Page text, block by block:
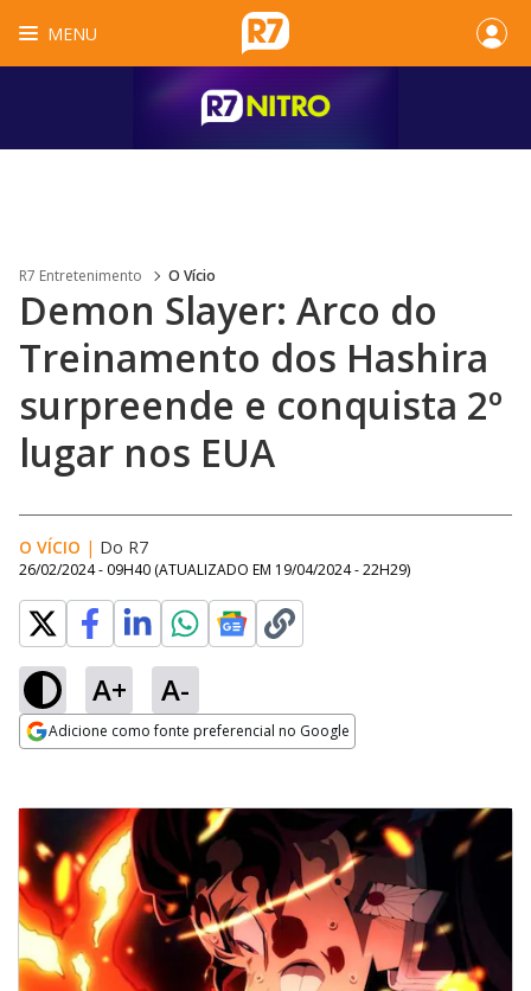
MENU
R7 Entretenimento O Vício
Demon Slayer: Arco do
Treinamento dos Hashira
surpreende e conquista 2º
lugar nos EUA
O VÍCIO | Do R7
26/02/2024 - 09H40 (ATUALIZADO EM 19/04/2024 - 22H29)
A+ A-
Adicione como fonte preferencial no Google